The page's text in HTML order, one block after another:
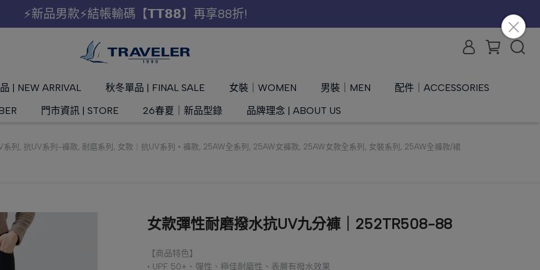
⚡新品男款⚡結帳輸碼【𝗧𝗧𝟴𝟴】再享88折!
| NEW ARRIVAL 秋冬單品 | FINAL SALE 女裝｜WOMEN 男裝｜MEN
配件｜ACCESSORIES
門市資訊 | STORE 26春夏｜新品型錄 品牌理念 | ABOUT US
系列 , 抗UV系列-褲款, 耐磨系列 , 女款｜抗UV系列 • 褲款, 25AW全系列 , 25AW女褲款, 25AW女款全系列 , 女裝系列 , 25AW全褲款/裙
女款彈性耐磨撥水抗UV九分褲｜252TR508-88
【商品特色】
• UPF 50+、彈性、極佳耐磨性、表層有撥水效果